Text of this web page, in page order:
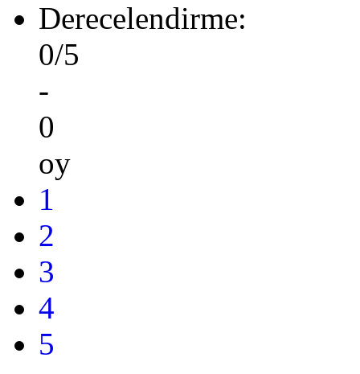
Derecelendirme:
0/5
-
0
oy
1
2
3
4
5